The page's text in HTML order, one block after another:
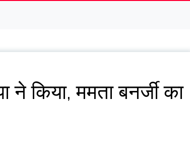
ने किया, ममता बनर्जी का